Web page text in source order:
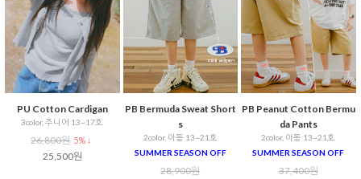
PU Cotton Cardigan
3color, 주니어 13~17호
26,800원 5% ↓
25,500원
PB Bermuda Sweat Short
s
2color, 아동 13~21호
SUMMER SEASON OFF
28,900원
PB Peanut Cotton Bermu
da Pants
2color, 아동 13~21호
SUMMER SEASON OFF
37,400원